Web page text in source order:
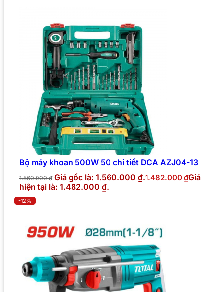
Bộ máy khoan 500W 50 chi tiết DCA AZJ04-13
1.560.000₫ Giá gốc là: 1.560.000 ₫.1.482.000 ₫Giá
hiện tại là: 1.482.000 ₫.
-12%